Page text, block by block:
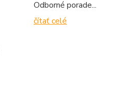
Odborné porade...
čítať celé